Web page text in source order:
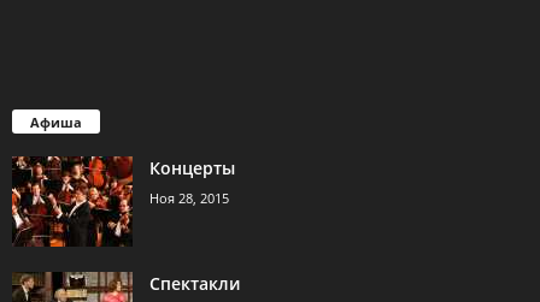
Афиша
Концерты
Ноя 28, 2015
Спектакли